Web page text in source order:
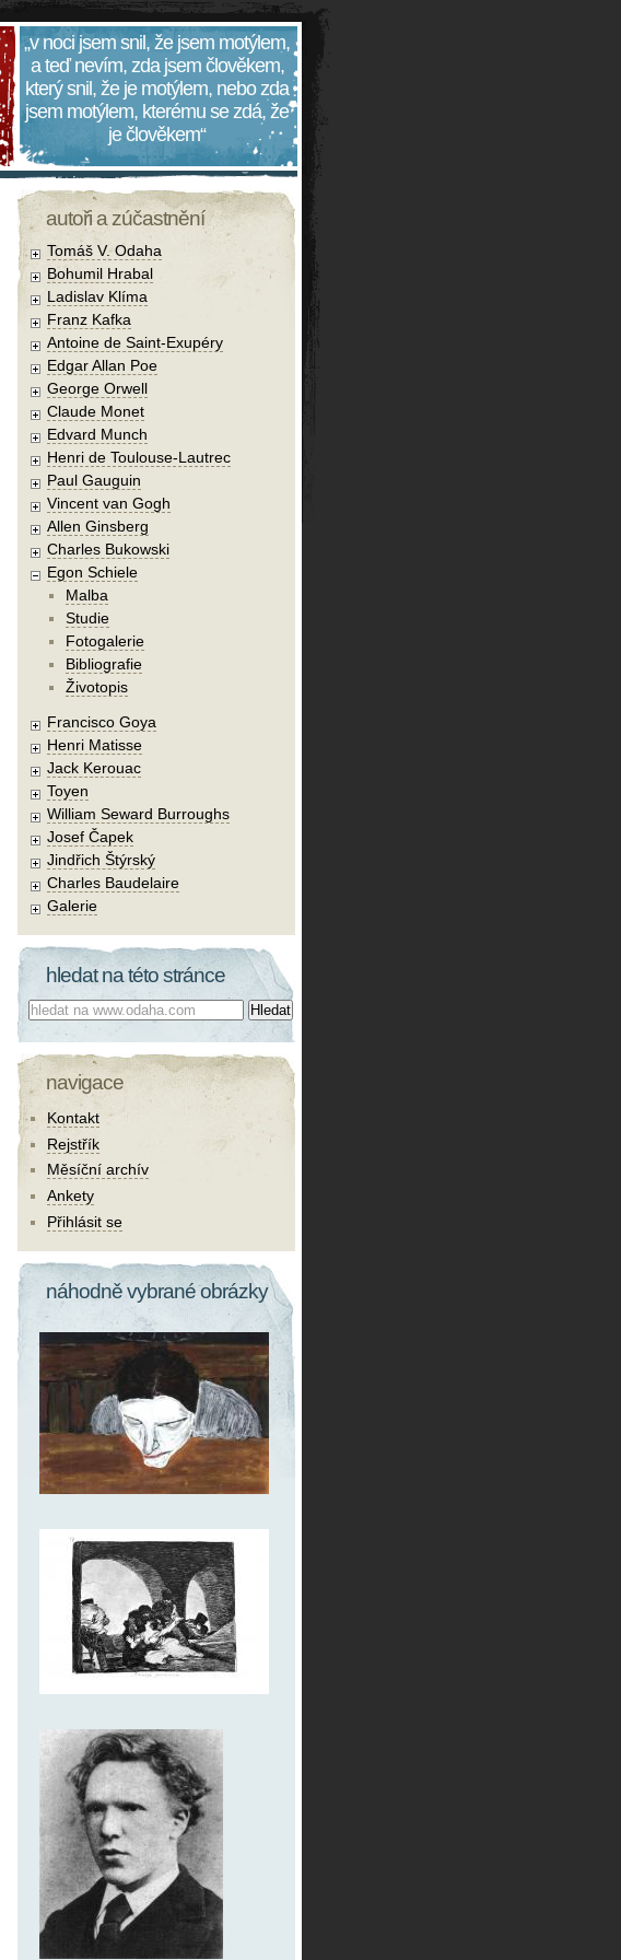
„v noci jsem snil, že jsem motýlem,
a teď nevím, zda jsem člověkem,
který snil, že je motýlem, nebo zda
jsem motýlem, kterému se zdá, že
je člověkem“
autoři a zúčastnění
Tomáš V. Odaha
Bohumil Hrabal
Ladislav Klíma
Franz Kafka
Antoine de Saint-Exupéry
Edgar Allan Poe
George Orwell
Claude Monet
Edvard Munch
Henri de Toulouse-Lautrec
Paul Gauguin
Vincent van Gogh
Allen Ginsberg
Charles Bukowski
Egon Schiele
Malba
Studie
Fotogalerie
Bibliografie
Životopis
Francisco Goya
Henri Matisse
Jack Kerouac
Toyen
William Seward Burroughs
Josef Čapek
Jindřich Štýrský
Charles Baudelaire
Galerie
hledat na této stránce
Co hledat:
navigace
Kontakt
Rejstřík
Měsíční archív
Ankety
Přihlásit se
náhodně vybrané obrázky